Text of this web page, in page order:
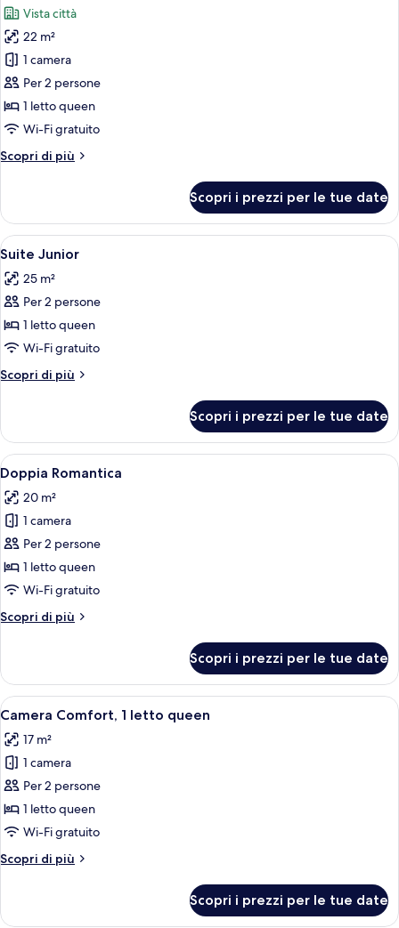
balcone
le
foto
per
Camera
Superior,
vista
Vista città
22 m²
1 camera
Per 2 persone
1 letto queen
Wi-Fi gratuito
Scopri di più
Altri
Superior,
vista
città
Scopri i prezzi per le tue date
Apri
tutte
le
foto
per
Suite
Junior
Un letto a baldacchino con
6
Suite Junior
25 m²
Per 2 persone
1 letto queen
Wi-Fi gratuito
Scopri di più
Altri
Junior
Scopri i prezzi per le tue date
Apri
tutte
le
foto
per
Doppia
Romantica
Un letto a baldacchino con tenda,
5
Doppia Romantica
20 m²
1 camera
Per 2 persone
1 letto queen
Wi-Fi gratuito
Scopri di più
Altri
Romantica
Scopri i prezzi per le tue date
Apri
tutte
le
foto
per
Camera
Comfort,
letto
Una camera da letto con un letto,
5
Camera Comfort, 1 letto queen
17 m²
1 camera
Per 2 persone
1 letto queen
Wi-Fi gratuito
Scopri di più
Altri
Comfort,
Scopri i prezzi per le tue date